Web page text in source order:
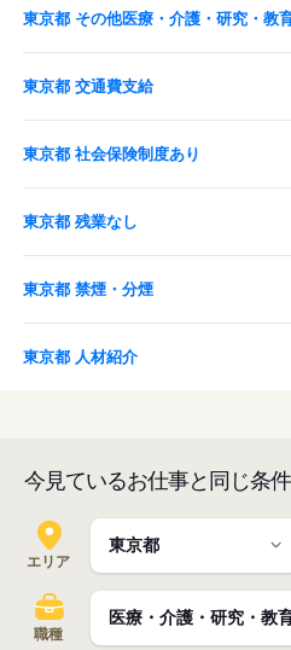
東京都 その他医療・介護・研究・教
東京都 交通費支給
東京都 社会保険制度あり
東京都 残業なし
東京都 禁煙・分煙
東京都 人材紹介
今見ているお仕事と同じ条
エリア
職種